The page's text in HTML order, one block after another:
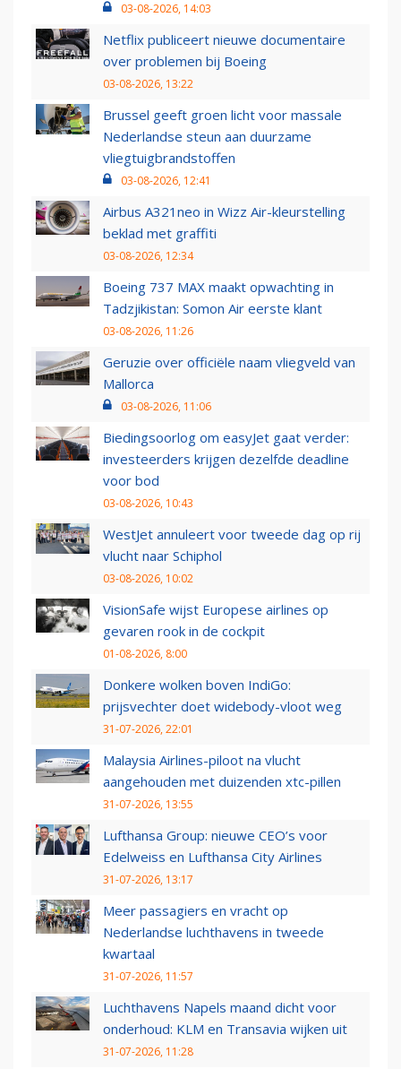
03-08-2026, 14:03
Netflix publiceert nieuwe documentaire
over problemen bij Boeing
03-08-2026, 13:22
Brussel geeft groen licht voor massale
Nederlandse steun aan duurzame
vliegtuigbrandstoffen
03-08-2026, 12:41
Airbus A321neo in Wizz Air-kleurstelling
beklad met graffiti
03-08-2026, 12:34
Boeing 737 MAX maakt opwachting in
Tadzjikistan: Somon Air eerste klant
03-08-2026, 11:26
Geruzie over officiële naam vliegveld van
Mallorca
03-08-2026, 11:06
Biedingsoorlog om easyJet gaat verder:
investeerders krijgen dezelfde deadline
voor bod
03-08-2026, 10:43
WestJet annuleert voor tweede dag op rij
vlucht naar Schiphol
03-08-2026, 10:02
VisionSafe wijst Europese airlines op
gevaren rook in de cockpit
01-08-2026, 8:00
Donkere wolken boven IndiGo:
prijsvechter doet widebody-vloot weg
31-07-2026, 22:01
Malaysia Airlines-piloot na vlucht
aangehouden met duizenden xtc-pillen
31-07-2026, 13:55
Lufthansa Group: nieuwe CEO’s voor
Edelweiss en Lufthansa City Airlines
31-07-2026, 13:17
Meer passagiers en vracht op
Nederlandse luchthavens in tweede
kwartaal
31-07-2026, 11:57
Luchthavens Napels maand dicht voor
onderhoud: KLM en Transavia wijken uit
31-07-2026, 11:28